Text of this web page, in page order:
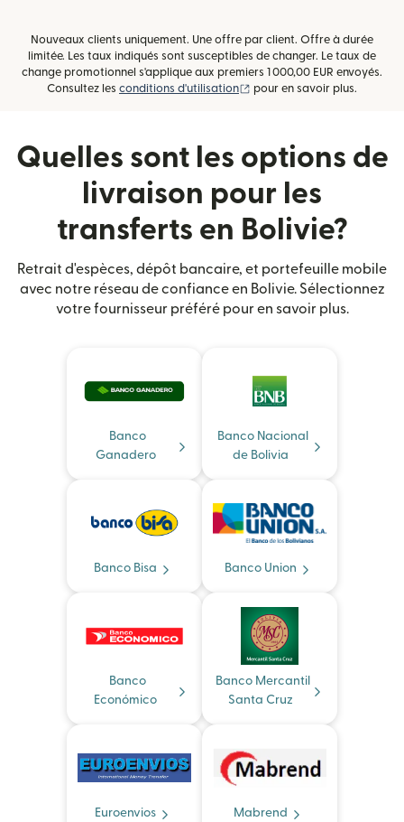
Nouveaux clients uniquement. Une offre par client. Offre à durée
limitée. Les taux indiqués sont susceptibles de changer. Le taux de
change promotionnel s'applique aux premiers 1 000,00 EUR envoyés.
Consultez les conditions d'utilisation (s'ouvre dans une nouvelle
pour en savoir plus.
Quelles sont les options de
livraison pour les
transferts en Bolivie?
Retrait d'espèces, dépôt bancaire, et portefeuille mobile
avec notre réseau de confiance en Bolivie. Sélectionnez
votre fournisseur préféré pour en savoir plus.
Banco
Ganadero
Banco Nacional
de Bolivia
Banco Bisa Banco Union
Banco
Económico
Banco Mercantil
Santa Cruz
Euroenvios Mabrend